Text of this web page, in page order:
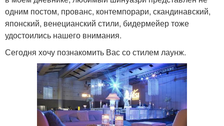
одним постом, прованс, контемпорари, скандинавский,
японский, венецианский стили, бидермейер тоже
удостоились нашего внимания.
Сегодня хочу познакомить Вас со стилем лаунж.